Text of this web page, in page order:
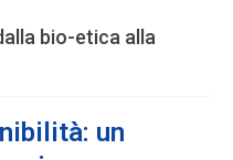
bio-etica alla
un